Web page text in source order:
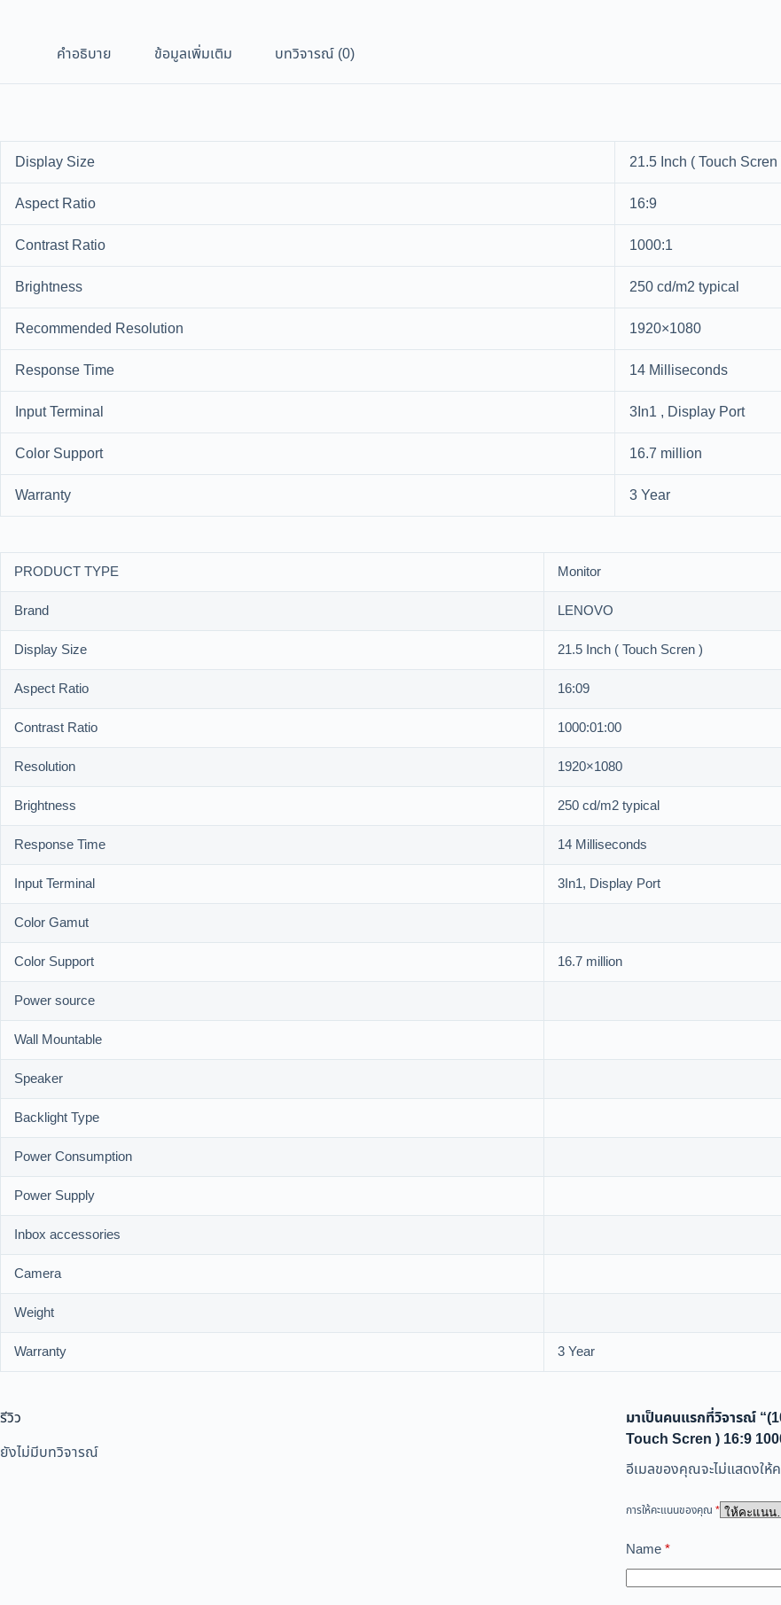
คำอธิบาย ข้อมูลเพิ่มเติม บทวิจารณ์ (0)
Display Size
21.5 Inch ( Touch Scren
Aspect Ratio
16:9
Contrast Ratio
1000:1
Brightness
250 cd/m2 typical
Recommended Resolution
1920×1080
Response Time
14 Milliseconds
Input Terminal
3In1 , Display Port
Color Support
16.7 million
Warranty
3 Year
PRODUCT TYPE
Monitor
Brand
LENOVO
Display Size
21.5 Inch ( Touch Scren )
Aspect Ratio
16:09
Contrast Ratio
1000:01:00
Resolution
1920×1080
Brightness
250 cd/m2 typical
Response Time
14 Milliseconds
Input Terminal
3In1, Display Port
Color Gamut
Color Support
16.7 million
Power source
Wall Mountable
Speaker
Backlight Type
Power Consumption
Power Supply
Inbox accessories
Camera
Weight
Warranty
3 Year
รีวิว
ยังไม่มีบทวิจารณ์
มาเป็นคนแรกที่วิจารณ์
Touch Scren ) 16:9
อีเมลของคุณจะไม่แสดงให้
การให้คะแนนของคุณ *
Name*